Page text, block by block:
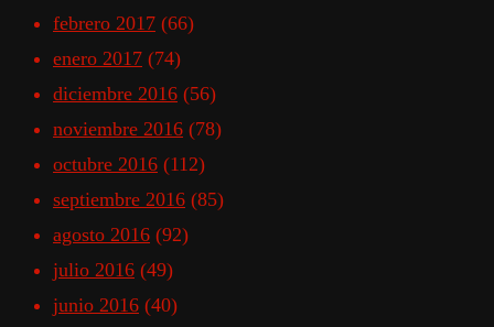
febrero 2017 (66)
enero 2017 (74)
diciembre 2016 (56)
noviembre 2016 (78)
octubre 2016 (112)
septiembre 2016 (85)
agosto 2016 (92)
julio 2016 (49)
junio 2016 (40)